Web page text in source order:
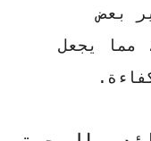
بعض
مما يجعل